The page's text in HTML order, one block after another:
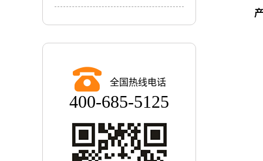
全国热线电话
400-685-5125